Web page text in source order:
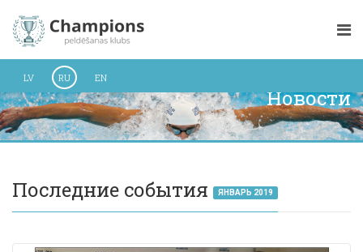
LV RU EN
Новости
Последние события ЯНВАРЬ 2019